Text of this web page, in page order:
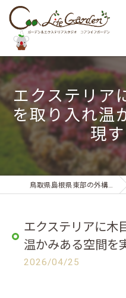
エクステリア
を取り入れ温
現
鳥取県島根県東部の外構・エクステリアならコアライフガーデン
エクステリアに木
温かみある空間を
2026/04/25